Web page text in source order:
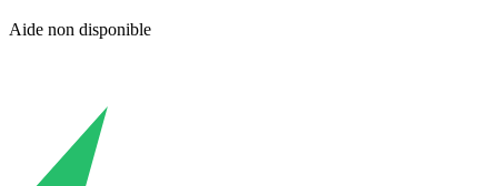
Aide non disponible